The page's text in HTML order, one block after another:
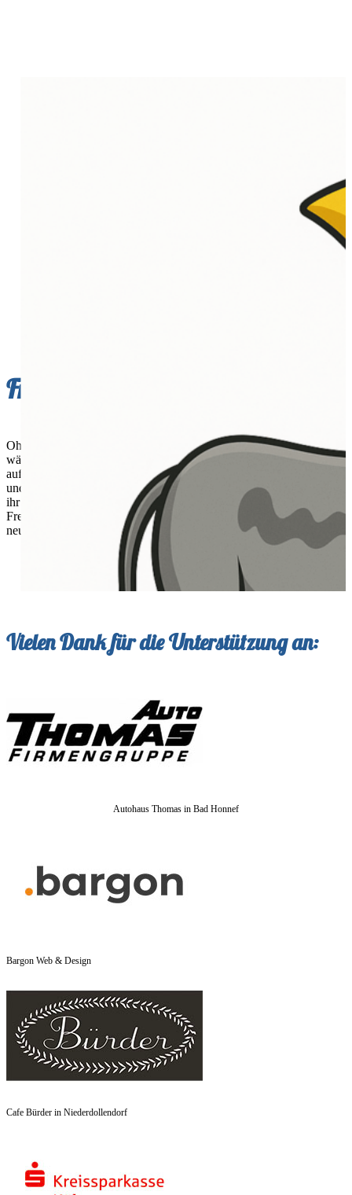
Freunde und Unterstützer
Ohne die großzügige Unterstützung unserer Freunde und Partner
wäre vieles, was die Postalia ausmacht, nicht möglich. Wir sind stolz
auf die Unternehmen und Privatpersonen, die unsere Arbeit fördern
und unsere Leidenschaft für den rheinischen Karneval teilen. Auch
ihr möchtet Teil dieser Gemeinschaft werden und die KG Fidele
Freunde Postalia 1929 e.V. unterstützen? Wir freuen uns immer über
neue Freunde und Partner – meldet euch einfach bei uns!
Vielen Dank für die Unterstützung an:
Autohaus Thomas in Bad Honnef
Bargon Web & Design
Cafe Bürder in Niederdollendorf